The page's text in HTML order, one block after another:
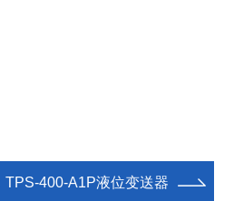
TPS-400-A1P液位变送器